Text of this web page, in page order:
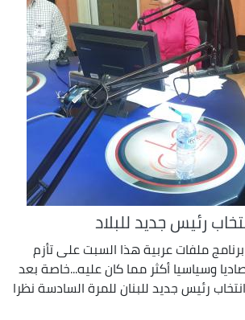
رئيس جديد للبلاد
ملفات عربية هذا السبت على تأزم
وسياسيا أكثر مما كان عليه...خاصة بعد
رئيس جديد للبنان للمرة السادسة نظرا